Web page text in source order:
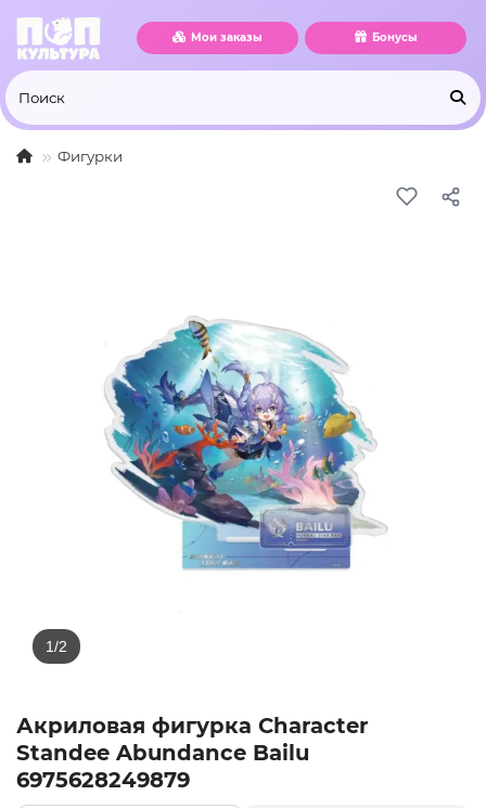
Мои заказы Бонусы
Фигурки
Акриловая фигурка Character
Standee Abundance Bailu
6975628249879